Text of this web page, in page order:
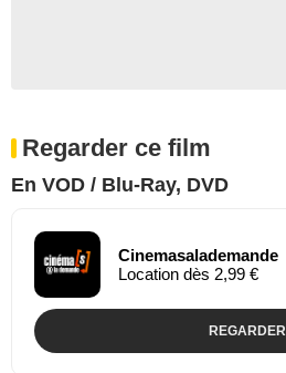
Regarder ce film
En VOD / Blu-Ray, DVD
Cinemasalademande
Location dès 2,99 €
REGARDER